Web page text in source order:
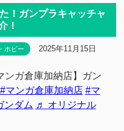
！ガンプラキャッチャ
！
ホビー 2025年11月15日
ンガ倉庫加納店】ガン
#マンガ倉庫加納店 #マ
ンダム ♬ オリジナル